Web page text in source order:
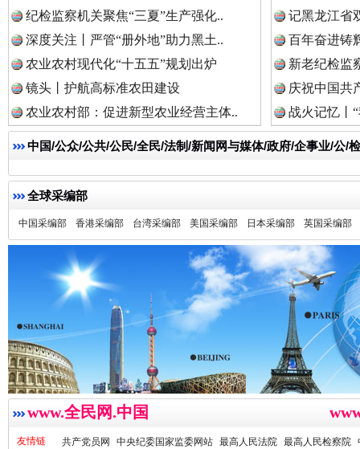
一枚“钉子”竟然扎入要害部门
雄关漫道展新颜 “
纪检监察机关聚焦“三夏”生产强化..
深度关注丨严管“册外地”助力黑土..
农业农村现代化“十五五”规划出炉
镜头丨护航高标准农田建设
农业农村部：促进新型农业经营主体..
记黑龙江省
百年奋进铸
新老纪检监
庆祝中国共
战火记忆丨
中国/公众/公共/公民/全民/法制/新闻网与媒体/政府/企事业/公/
全球采编部
中国采编部 香港采编部 台湾采编部 美国采编部 日本采编部 英国采编部
www.全民网.中国
友情链
共产党员网 中央纪委国家监委网站 最高人民法院 最高人民检察院